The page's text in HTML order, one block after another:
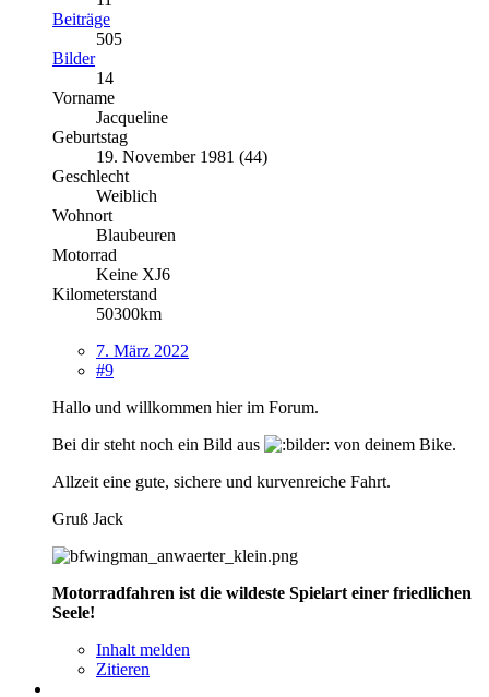
Beiträge
505
Bilder
14
Vorname
Jacqueline
Geburtstag
19. November 1981 (44)
Geschlecht
Weiblich
Wohnort
Blaubeuren
Motorrad
Keine XJ6
Kilometerstand
50300km
7. März 2022
#9
Hallo und willkommen hier im Forum.
Bei dir steht noch ein Bild aus
von deinem Bike.
Allzeit eine gute, sichere und kurvenreiche Fahrt.
Gruß Jack
Motorradfahren ist die wildeste Spielart einer friedlichen
Seele!
Inhalt melden
Zitieren